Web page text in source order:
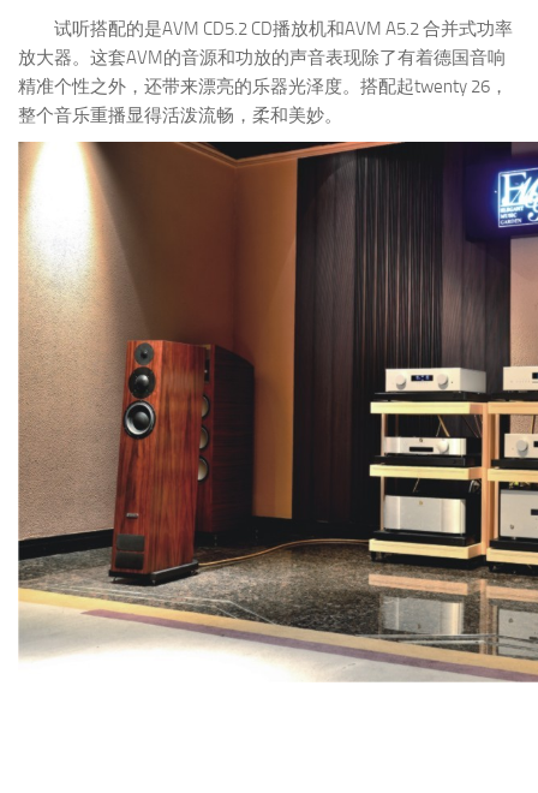
试听搭配的是AVM CD5.2 CD播放机和AVM A5.2 合并式功率
放大器。这套AVM的音源和功放的声音表现除了有着德国音响
精准个性之外，还带来漂亮的乐器光泽度。搭配起twenty 26，
整个音乐重播显得活泼流畅，柔和美妙。